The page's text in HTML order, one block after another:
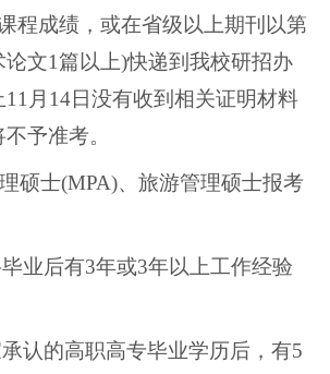
程成绩，或在省级以上期刊以第
文1篇以上)快递到我校研招办
月14日没有收到相关证明材料
予准考。
士(MPA)、旅游管理硕士报考
后有3年或3年以上工作经验
的高职高专毕业学历后，有5